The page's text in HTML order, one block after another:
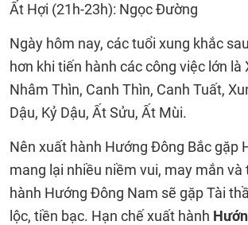
Ất Hợi (21h-23h): Ngọc Đường
Ngày hôm nay, các tuổi xung khắc
hơn khi tiến hành các công việc lớn là
Nhâm Thìn, Canh Thìn, Canh Tuất,
Dậu, Kỷ Dậu, Ất Sửu, Ất Mùi.
Nên xuất hành Hướng Đông Bắc gặp
mang lại nhiều niềm vui, may mắn và
hành Hướng Đông Nam sẽ gặp Tài
lộc, tiền bạc. Hạn chế xuất hành